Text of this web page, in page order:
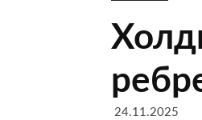
24.11.2025